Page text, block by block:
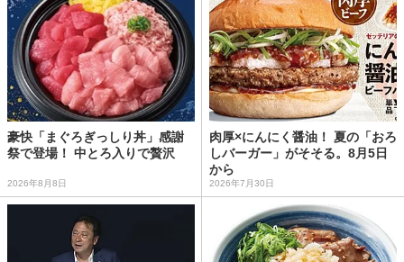
豪快「まぐろぎっしり丼」感謝
祭で登場！ 中とろ入りで贅沢
2026年8月8日
肉厚×にんにく醤油！ 夏の「おろ
しバーガー」がそそる。8月5日
から
2026年7月30日